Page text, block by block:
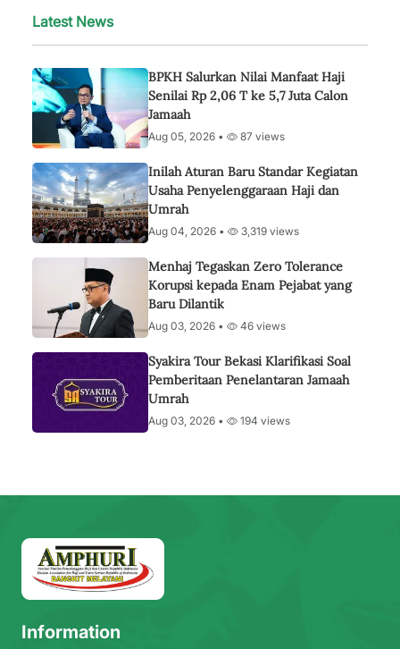
Latest News
BPKH Salurkan Nilai Manfaat Haji
Senilai Rp 2,06 T ke 5,7 Juta Calon
Jamaah
Aug 05, 2026 • 87 views
Inilah Aturan Baru Standar Kegiatan
Usaha Penyelenggaraan Haji dan
Umrah
Aug 04, 2026 • 3,319 views
Menhaj Tegaskan Zero Tolerance
Korupsi kepada Enam Pejabat yang
Baru Dilantik
Aug 03, 2026 • 46 views
Syakira Tour Bekasi Klarifikasi Soal
Pemberitaan Penelantaran Jamaah
Umrah
Aug 03, 2026 • 194 views
Information